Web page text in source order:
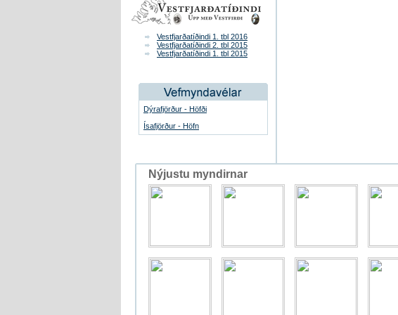
Vestfjarðatíðindi 1. tbl 2016
Vestfjarðatíðindi 2. tbl 2015
Vestfjarðatíðindi 1. tbl 2015
Dýrafjörður - Höfði
Ísafjörður - Höfn
Nýjustu myndirnar